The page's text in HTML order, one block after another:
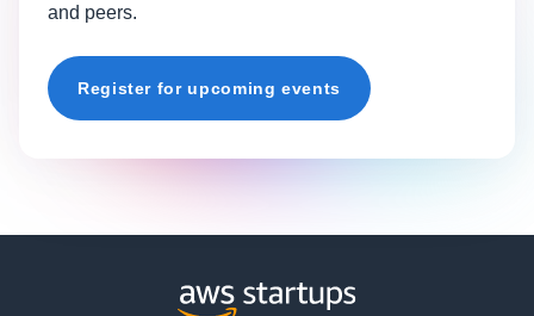
and peers.
Register for upcoming events